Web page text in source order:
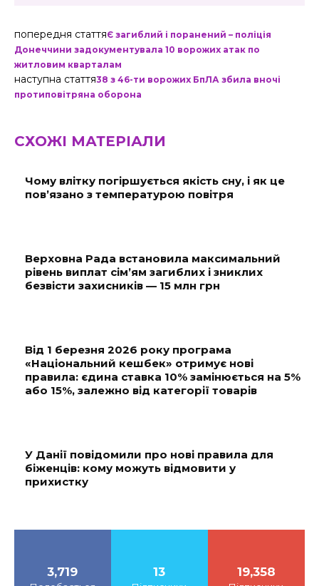
попередня статтяЄ загиблий і поранений – поліція
Донеччини задокументувала 10 ворожих атак по
житловим кварталам
наступна стаття38 з 46-ти ворожих БпЛА збила вночі
протиповітряна оборона
СХОЖІ МАТЕРІАЛИ
Чому влітку погіршується якість сну, і як це
пов’язано з температурою повітря
Верховна Рада встановила максимальний
рівень виплат сім’ям загиблих і зниклих
безвісти захисників — 15 млн грн
Від 1 березня 2026 року програма
«Національний кешбек» отримує нові
правила: єдина ставка 10% замінюється на 5%
або 15%, залежно від категорії товарів
У Данії повідомили про нові правила для
біженців: кому можуть відмовити у
прихистку
3,719 13 19,358